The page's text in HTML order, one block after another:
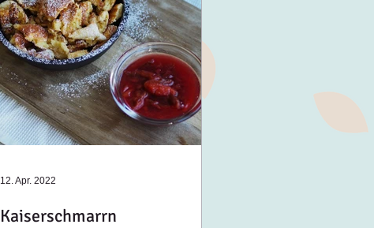
Kaiserschmarrn
12. Apr. 2022